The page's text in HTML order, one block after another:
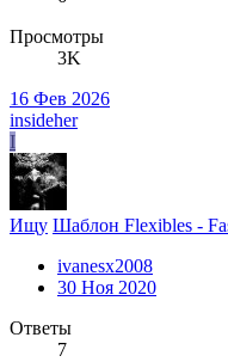
Просмотры
3K
16 Фев 2026
insideher
I
Ищу Шаблон Flexibles -
ivanesx2008
30 Ноя 2020
Ответы
7